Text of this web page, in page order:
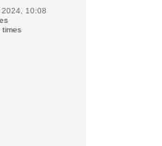
10:08
times